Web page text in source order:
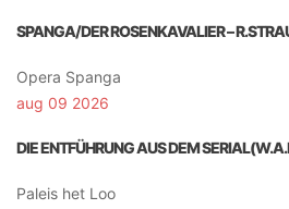
SPANGA/DER ROSENKAVALIER –
Opera Spanga
aug 09 2026
DIE ENTFÜHRUNG AUS DEM
Paleis het Loo